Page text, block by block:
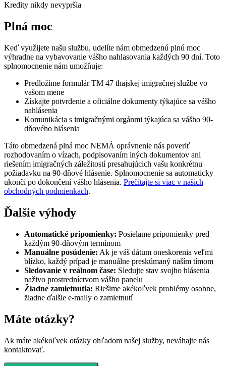
Kredity nikdy nevypršia
Plná moc
Keď využijete našu službu, udelíte nám obmedzenú plnú moc
výhradne na vybavovanie vášho nahlasovania každých 90 dní. Toto
splnomocnenie nám umožňuje:
Predložíme formulár TM 47 thajskej imigračnej službe vo
vašom mene
Získajte potvrdenie a oficiálne dokumenty týkajúce sa vášho
nahlásenia
Komunikácia s imigračnými orgánmi týkajúca sa vášho 90-
dňového hlásenia
Táto obmedzená plná moc NEMÁ oprávnenie nás poveriť
rozhodovaním o vízach, podpisovaním iných dokumentov ani
riešením imigračných záležitostí presahujúcich vašu konkrétnu
požiadavku na 90-dňové hlásenie. Splnomocnenie sa automaticky
ukončí po dokončení vášho hlásenia. Prečítajte si viac v našich
obchodných podmienkach.
Ďalšie výhody
Automatické pripomienky: Posielame pripomienky pred
každým 90‑dňovým termínom
Manuálne posúdenie: Ak je váš dátum oneskorenia veľmi
blízko, každý prípad je manuálne preskúmaný naším tímom
Sledovanie v reálnom čase: Sledujte stav svojho hlásenia
naživo prostredníctvom vášho panelu
Žiadne zamietnutia: Riešime akékoľvek problémy osobne,
žiadne ďalšie e-maily o zamietnutí
Máte otázky?
Ak máte akékoľvek otázky ohľadom našej služby, neváhajte nás
kontaktovať.